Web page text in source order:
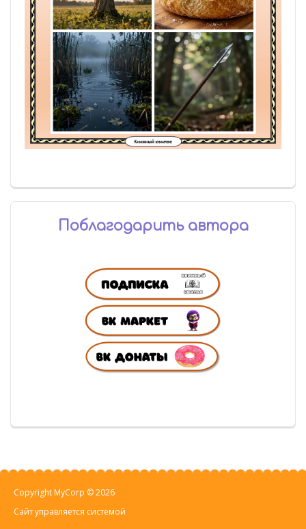
Поблагодарить автора
Copyright MyCorp © 2026
Сайт управляется системой